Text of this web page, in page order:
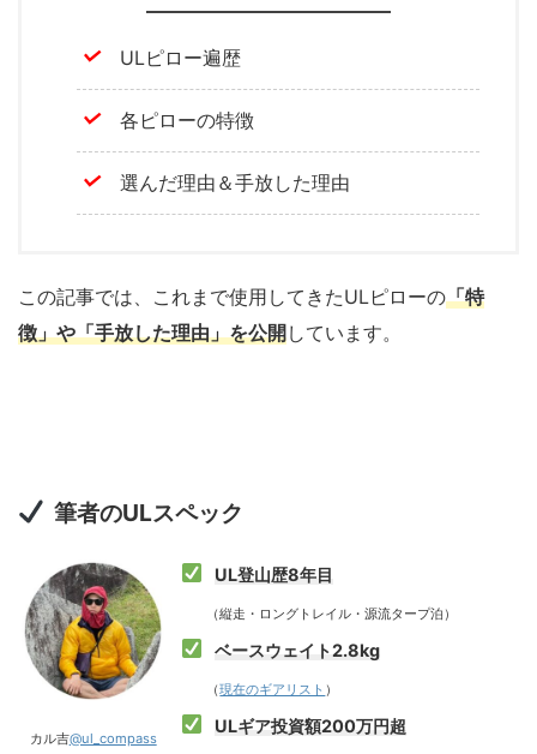
ULピロー遍歴
各ピローの特徴
選んだ理由＆手放した理由
この記事では、これまで使用してきたULピローの「特
徴」や「手放した理由」を公開しています。
筆者のULスペック
カル吉@ul_compass
UL登山歴8年目
（縦走・ロングトレイル・源流タープ泊）
ベースウェイト2.8kg
（現在のギアリスト ）
ULギア投資額200万円超